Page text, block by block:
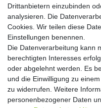
Widerrufs­recht
Drittanbietern einzubinden
analysieren. Die
Cookies. Wir teilen diese
Einstellungen benennen.
Die Datenverarbeitung kann
berechtigten Interesses
oder abgelehnt werden. Es
und die Einwilligung zu
zu widerrufen. Weitere
personenbezogener Daten